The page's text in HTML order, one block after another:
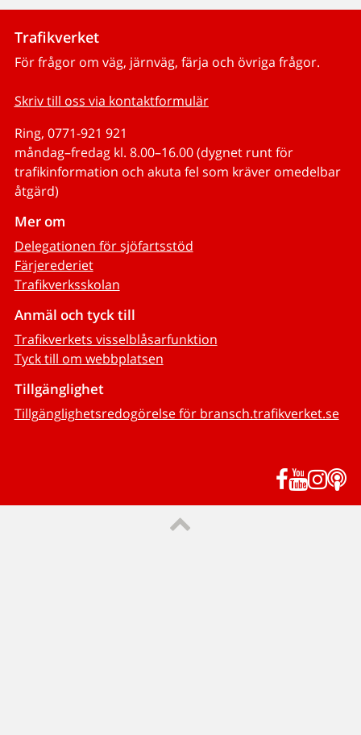
Trafikverket
För frågor om väg, järnväg, färja och övriga frågor.
Skriv till oss via kontaktformulär
Ring, 0771-921 921
måndag–fredag kl. 8.00–16.00 (dygnet runt för
trafikinformation och akuta fel som kräver omedelbar
åtgärd)
Mer om
Delegationen för sjöfartsstöd
Färjerederiet
Trafikverksskolan
Anmäl och tyck till
Trafikverkets visselblåsarfunktion
Tyck till om webbplatsen
Tillgänglighet
Tillgänglighetsredogörelse för bransch.trafikverket.se
Facebook
YouTube